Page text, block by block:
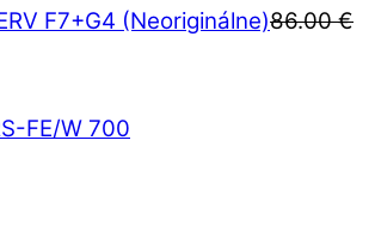
bola:
je:
cena
F7+G4 (Neoriginálne)86.00€
FE/W 700